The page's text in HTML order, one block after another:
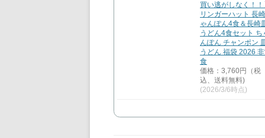
買い逃がしなく！！
リンガーハット 長
ゃんぽん4食＆長崎
うどん4食セット ち
んぽん チャンポン 皿
うどん 福袋 2026
食
価格：3,760円（税
込、送料無料)
(2026/3/6時点)